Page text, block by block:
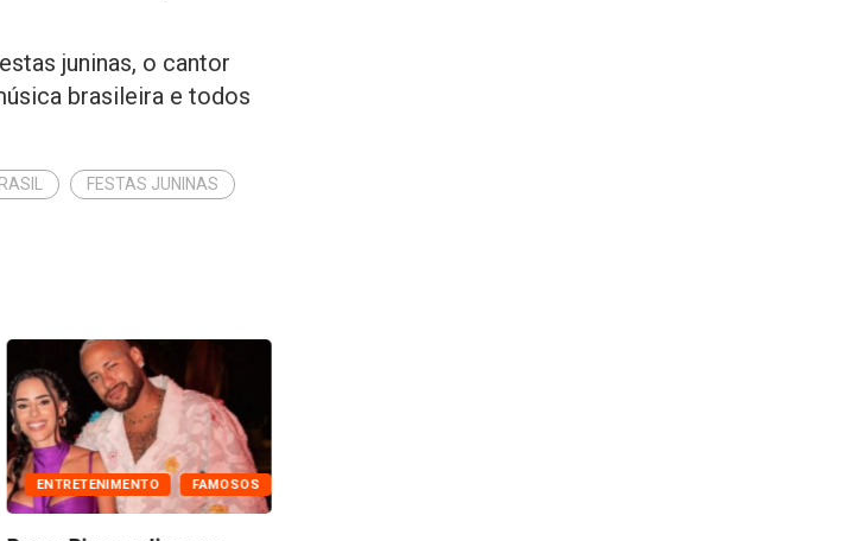
juninas, o cantor
brasileira e todos
FESTAS JUNINAS
ENTRETENIMENTO FAMOSOS